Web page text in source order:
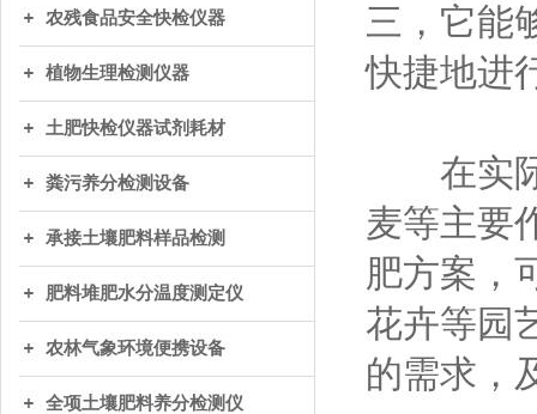
农残食品安全快检仪器
植物生理检测仪器
土肥快检仪器试剂耗材
粪污养分检测设备
承接土壤肥料样品检测
肥料堆肥水分温度测定仪
农林气象环境便携设备
全项土壤肥料养分检测仪
三，它能
快捷地进
在实际
麦等主要
肥方案，
花卉等园
的需求，